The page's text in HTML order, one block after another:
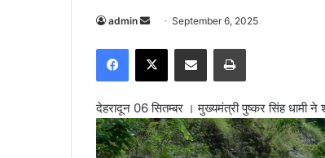
admin
n
d
n
e
September 6, 2025
देहरादून 06 सितम्बर । मुख्यमंत्री पुष्कर सिंह धामी ने